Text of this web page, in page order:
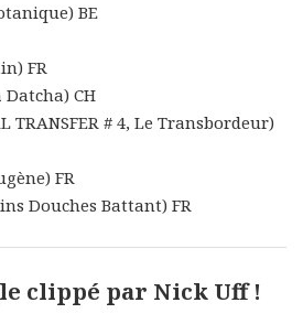
BE
FR
Datcha) CH
TRANSFER # 4, Le Transbordeur)
FR
Douches Battant) FR
clippé par Nick Uff !